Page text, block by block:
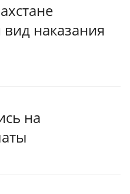
наказания
на